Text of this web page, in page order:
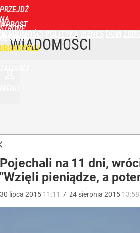
PRZEJDŹ
NA
STRONĘ
GŁÓWNĄ
WPROST
POLITYKA
WIADOMOŚCI
Pojechali na 11 dni,
"Wzięli pieniądze, a
30 lipca 2015 11:11 / 24 sierpnia 2015 13:58